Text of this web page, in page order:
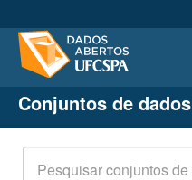
Conjuntos de dados
Organizações
Grupos
Conjuntos de dados